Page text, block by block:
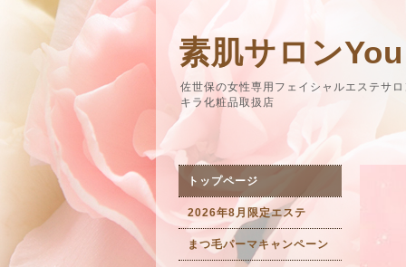
素肌サロンYou
佐世保の女性専用フェイシャルエステサ
キラ化粧品取扱店
トップページ
2026年8月限定エステ
まつ毛パーマキャンペーン